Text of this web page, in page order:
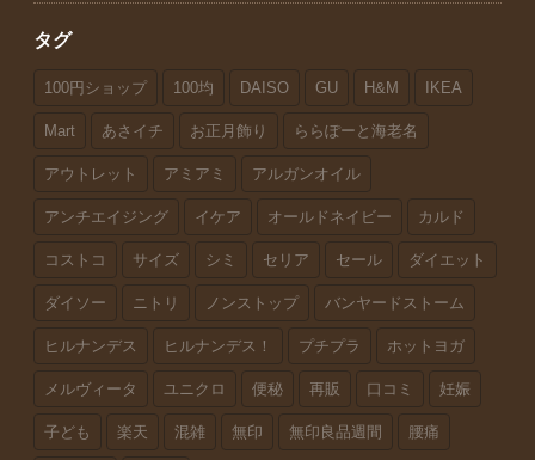
タグ
100円ショップ 100均 DAISO GU H&M IKEA
Mart あさイチ お正月飾り ららぽーと海老名
アウトレット アミアミ アルガンオイル
アンチエイジング イケア オールドネイビー カルド
コストコ サイズ シミ セリア セール ダイエット
ダイソー ニトリ ノンストップ バンヤードストーム
ヒルナンデス ヒルナンデス！ プチプラ ホットヨガ
メルヴィータ ユニクロ 便秘 再販 口コミ 妊娠
子ども 楽天 混雑 無印 無印良品週間 腰痛